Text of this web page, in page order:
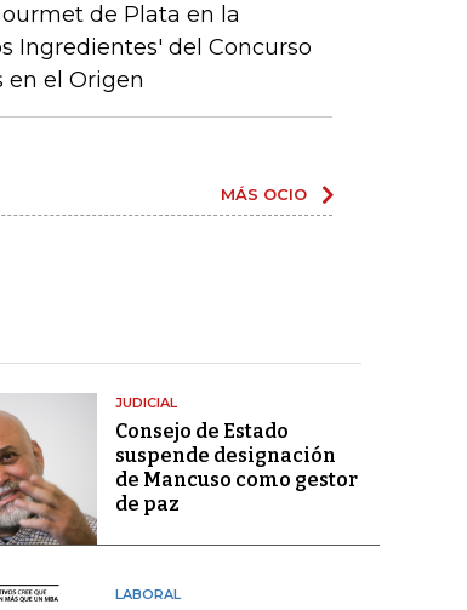
de Plata en la
Ingredientes' del Concurso
en el Origen
MÁS OCIO
JUDICIAL
Consejo de Estado
suspende designación
de Mancuso como gestor
de paz
LABORAL